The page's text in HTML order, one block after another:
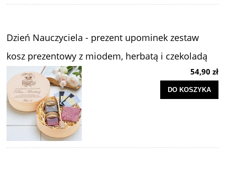
Dzień Nauczyciela - prezent upominek zestaw
kosz prezentowy z miodem, herbatą i czekoladą
54,90 zł
DO KOSZYKA